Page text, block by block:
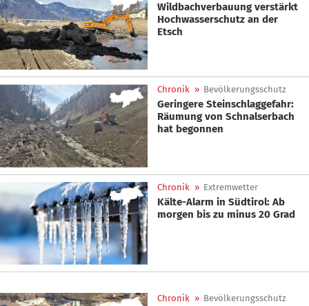
Wildbachverbauung verstärkt
Hochwasserschutz an der
Etsch
Chronik » Bevölkerungsschutz
Geringere Steinschlaggefahr:
Räumung von Schnalserbach
hat begonnen
Chronik » Extremwetter
Kälte-Alarm in Südtirol: Ab
morgen bis zu minus 20 Grad
Chronik » Bevölkerungsschutz